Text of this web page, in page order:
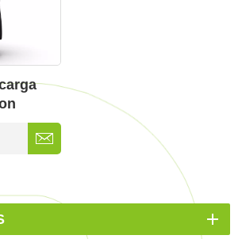
para